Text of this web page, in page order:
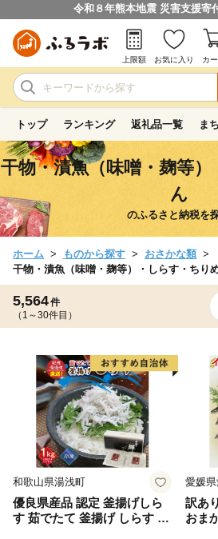
令和８年熊本地震 災害支援寄
上限額 お気に入り カ
トップ ランキング 返礼品一覧 ま
干物・漬魚（味噌・麹等
ん
のふるさと納税を
ホーム ものから探す
おさかな類
干物・漬魚（味噌・麹等）・しらす・ちり
5,564件
（1～30件目）
和歌山県湯浅町
優良県産品 認定 釜揚げしら
す 茹でたて 釜揚げ しらす 無
愛媛
訳あ
おま